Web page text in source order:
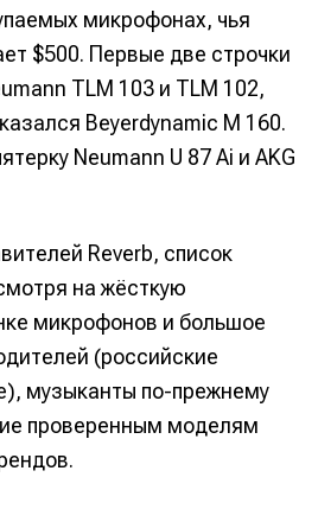
микрофонах, чья
$500. Первые две строчки
TLM 103 и TLM 102,
Beyerdynamic M 160.
Neumann U 87 Ai и AKG
Reverb, список
на жёсткую
микрофонов и большое
(российские
музыканты по-прежнему
проверенным моделям